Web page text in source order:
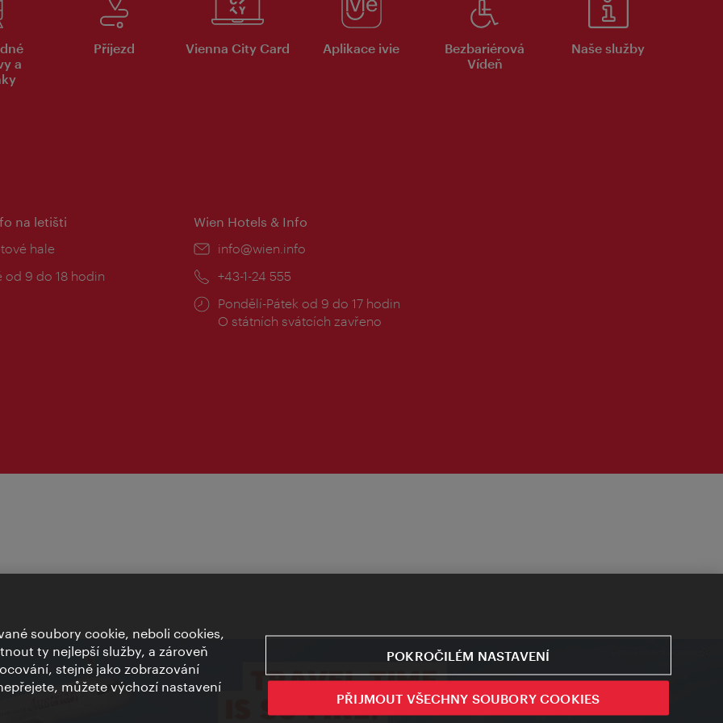
a
Příjezd Vienna City Card Aplikace ivie
Bezbariérová
Vídeň
Naše služby
na letišti
hale
od 9 do 18 hodin
Wien Hotels & Info
E-
info@wien.info
Telefon:
+43-1-24 555
Provozní
doba:
Pondělí-Pátek od 9 do 17 hodin
O státních svátcích zavřeno
soubory cookie, neboli cookies,
ty nejlepší služby, a zároveň
stejně jako zobrazování
můžete výchozí nastavení
POKROČILÉM NASTAVENÍ
PŘIJMOUT VŠECHNY SOUBORY COOKIES